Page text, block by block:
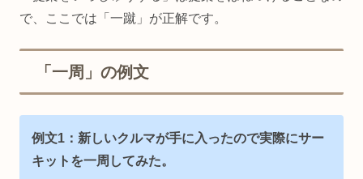
で、ここでは「一蹴」が正解です。
「一周」の例文
例文1：新しいクルマが手に入ったので実際にサー
キットを一周してみた。